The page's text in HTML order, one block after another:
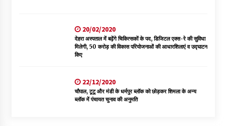
20/02/2020
देहरा अस्पताल में बढ़ेंगे चिकित्सकों के पद, डिजिटल एक्स-रे की सुविधा
मिलेगी, 50 करोड़ की विकास परियोजनाओं की आधारशिलाएं व उद्घाटन
किए
22/12/2020
चौपाल, टूटू और मंडी के धर्मपुर ब्लॉक को छोड़कर शिमला के अन्य
ब्लॉक में पंचायत चुनाव की अनुमति